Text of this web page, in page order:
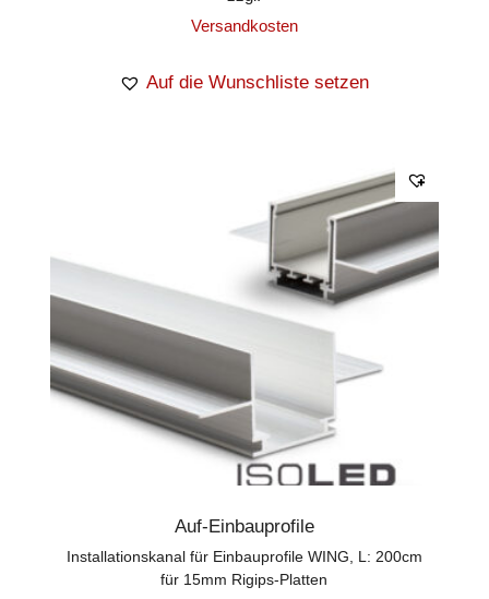
Versandkosten
Auf die Wunschliste setzen
Auf-Einbauprofile
Installationskanal für Einbauprofile WING, L: 200cm
für 15mm Rigips-Platten